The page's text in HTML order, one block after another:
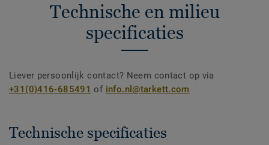
Technische en milieu
specificaties
Liever persoonlijk contact? Neem contact op via
+31(0)416-685491 of info.nl@tarkett.com
Technische specificaties